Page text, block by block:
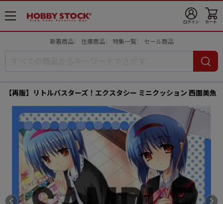
メ
ニ
ログイン カート
新着商品 在庫商品 特集一覧 セール商品
【再販】リトルバスターズ！エクスタシー ミニクッション 西園美魚